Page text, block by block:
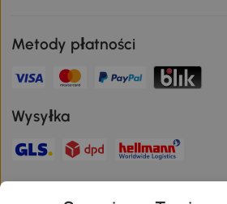
Metody płatności
Wysyłka